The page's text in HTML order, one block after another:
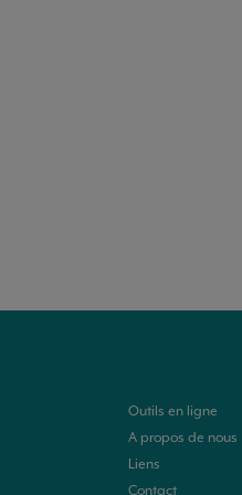
Outils en ligne
A propos de nous
Liens
Contact